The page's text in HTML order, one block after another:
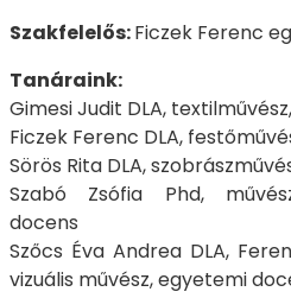
Szakfelelős:Ficzek Ferenc
Tanáraink:
Gimesi Judit DLA,
Ficzek Ferenc DLA,
Sörös Rita DLA,
Szabó Zsófia Phd,
docens
Szőcs Éva Andrea DLA,
vizuális művész, egyetemi